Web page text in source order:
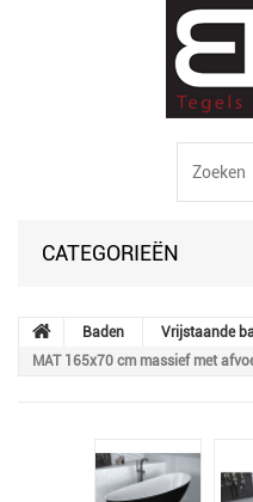
CATEGORIEËN
Baden Vrijstaande
MAT 165x70 cm massief met